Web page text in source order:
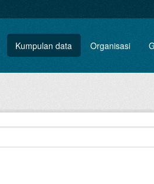
Kumpulan data Organisasi